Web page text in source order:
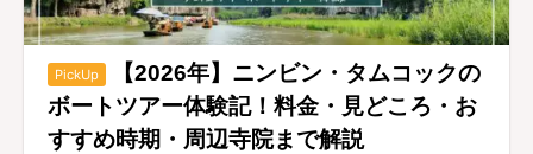
PickUp
【2026年】ニンビン・タムコックの
ボートツアー体験記！料金・見どころ・お
すすめ時期・周辺寺院まで解説